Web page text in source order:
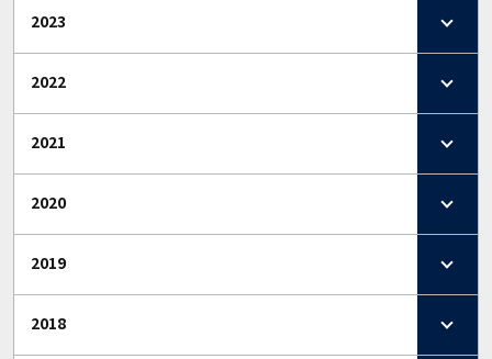
2023
2022
2021
2020
2019
2018